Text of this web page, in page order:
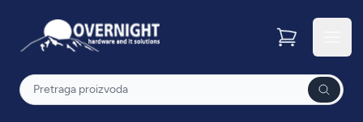
Overnight
Pretraga